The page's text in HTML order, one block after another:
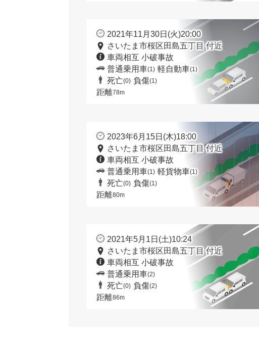
2021年11月30日(火)20:00
さいたま市桜区田島五丁目 付近
車両相互 小破事故
普通乗用車(1) 軽自動車(1)
死亡(0) 負傷(1)
距離78m
2023年6月15日(木)18:00
さいたま市桜区田島五丁目 付近
車両相互 小破事故
普通乗用車(1) 軽貨物車(1)
死亡(0) 負傷(1)
距離80m
2021年5月1日(土)10:24
さいたま市桜区田島五丁目 付近
車両相互 小破事故
普通乗用車(2)
死亡(0) 負傷(2)
距離86m